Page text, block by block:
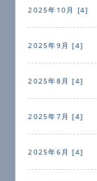
2025年10月 [4]
2025年9月 [4]
2025年8月 [4]
2025年7月 [4]
2025年6月 [4]